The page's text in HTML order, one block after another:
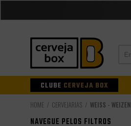
CLUBE CERVEJA BOX
CERVEJARIAS WEISS - WEIZEN
NAVEGUE PELOS FILTROS